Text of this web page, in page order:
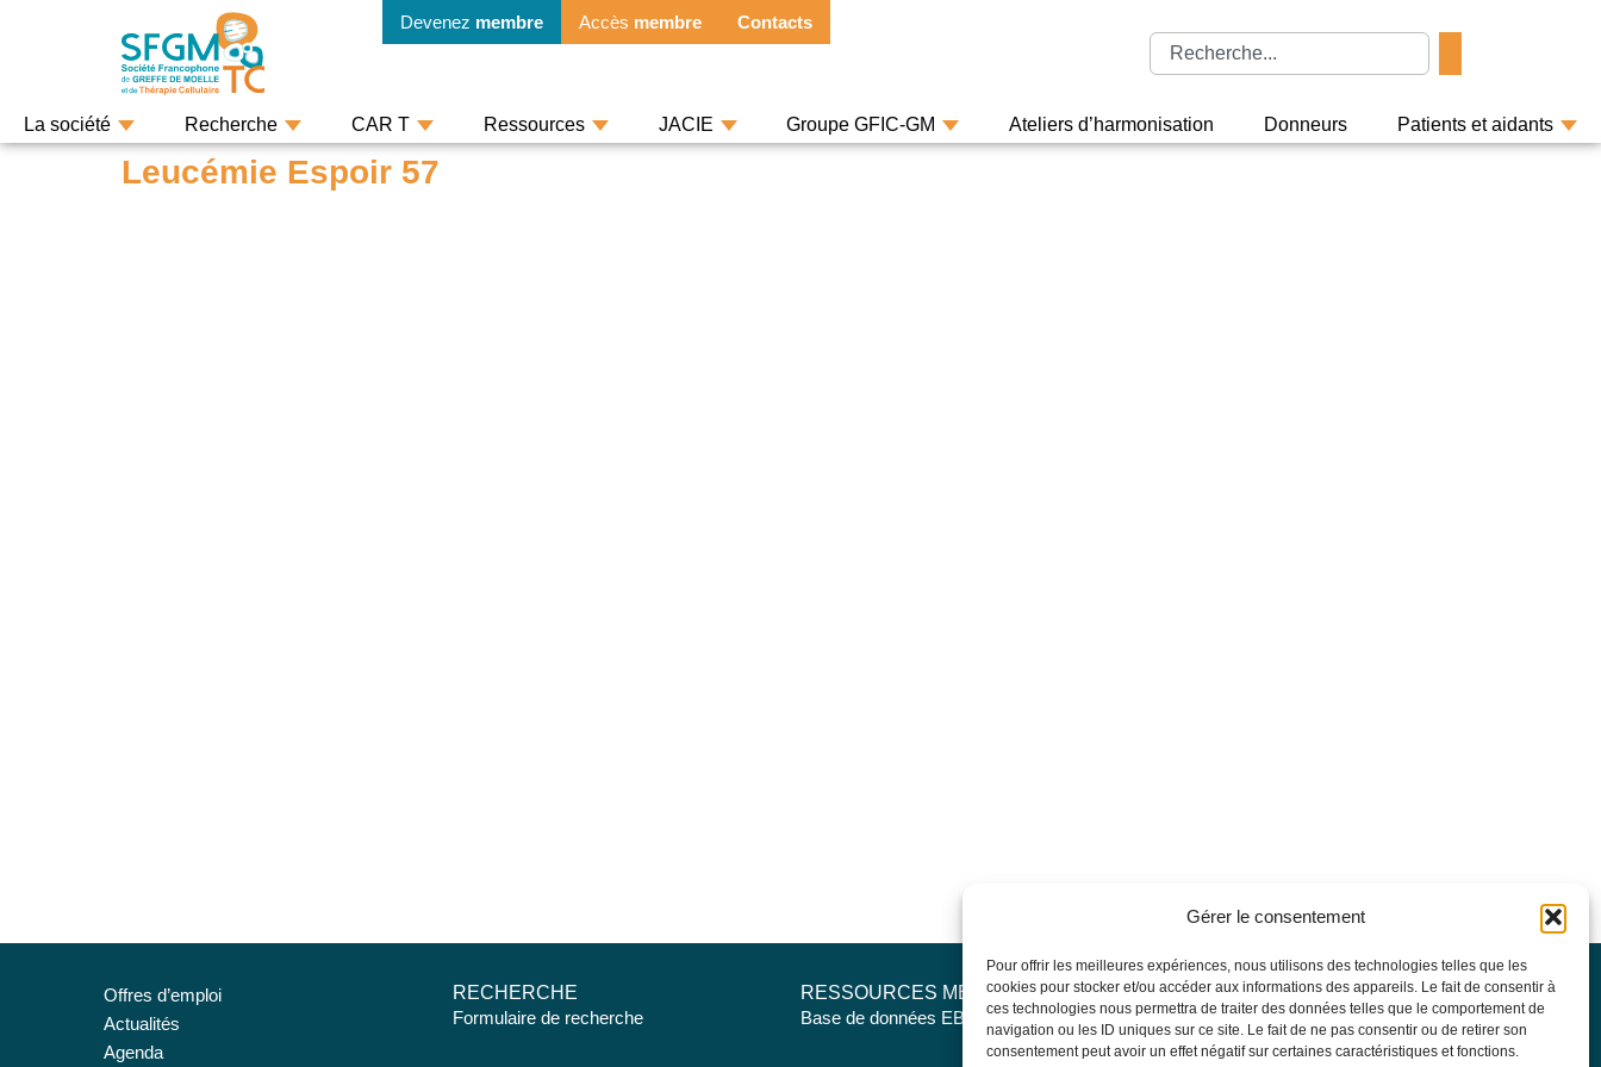
Gérer le consentement
Pour offrir les meilleures expériences, nous utilisons des technologies telles que les
cookies pour stocker et/ou accéder aux informations des appareils. Le fait de consentir à
ces technologies nous permettra de traiter des données telles que le comportement de
navigation ou les ID uniques sur ce site. Le fait de ne pas consentir ou de retirer son
consentement peut avoir un effet négatif sur certaines caractéristiques et fonctions.
Devenez membre Accès membre Contacts
La société Recherche CAR T Ressources JACIE Groupe GFIC-GM Ateliers d’harmonisation Donneurs Patients et aidants
Leucémie Espoir 57
Offres d’emploi
Actualités
Agenda
RECHERCHE
Formulaire de recherche
RESSOURCES MÉDICALES
Base de données EBMT Registry
SFGM-TC
Statuts
Conseil d’administration